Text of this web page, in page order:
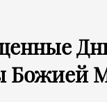
Божией